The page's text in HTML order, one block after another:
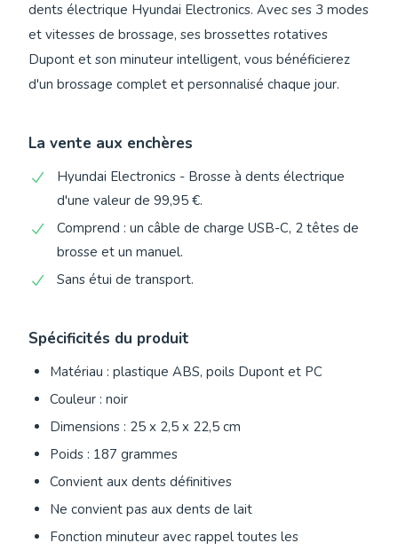
dents électrique Hyundai Electronics. Avec ses 3 modes
et vitesses de brossage, ses brossettes rotatives
Dupont et son minuteur intelligent, vous bénéficierez
d'un brossage complet et personnalisé chaque jour.
La vente aux enchères
Hyundai Electronics - Brosse à dents électrique
d'une valeur de 99,95 €.
Comprend : un câble de charge USB-C, 2 têtes de
brosse et un manuel.
Sans étui de transport.
Spécificités du produit
Matériau : plastique ABS, poils Dupont et PC
Couleur : noir
Dimensions : 25 x 2,5 x 22,5 cm
Poids : 187 grammes
Convient aux dents définitives
Ne convient pas aux dents de lait
Fonction minuteur avec rappel toutes les